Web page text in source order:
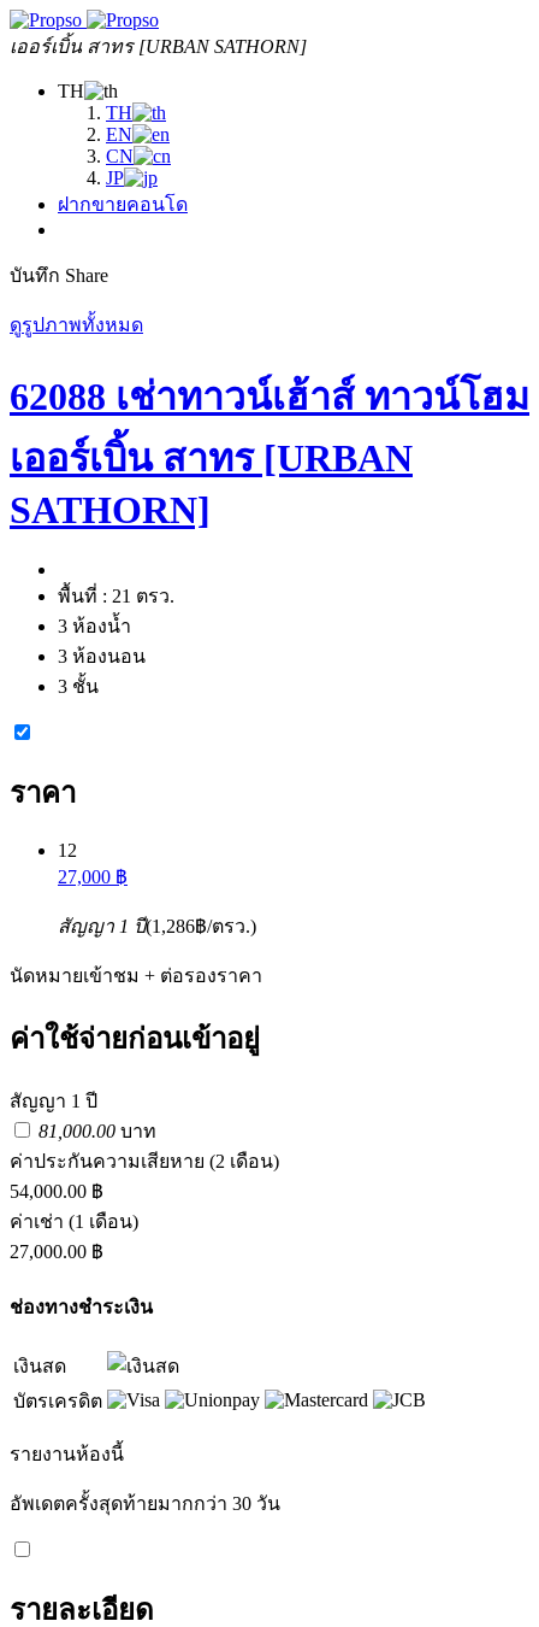
เออร์เบิ้น สาทร [URBAN SATHORN]
TH
TH
EN
CN
JP
ฝากขายคอนโด
บันทึก Share
ดูรูปภาพทั้งหมด
62088 เช่าทาวน์เฮ้าส์ ทาวน์โฮม
เออร์เบิ้น สาทร [URBAN
SATHORN]
พื้นที่ : 21 ตรว.
3 ห้องน้ำ
3 ห้องนอน
3 ชั้น
ราคา
12
27,000 ฿
สัญญา 1 ปี(1,286฿/ตรว.)
นัดหมายเข้าชม + ต่อรองราคา
ค่าใช้จ่ายก่อนเข้าอยู่
สัญญา 1 ปี
81,000.00 บาท
ค่าประกันความเสียหาย (2 เดือน)
54,000.00 ฿
ค่าเช่า (1 เดือน)
27,000.00 ฿
ช่องทางชำระเงิน
เงินสด
บัตรเครดิต
รายงานห้องนี้
อัพเดตครั้งสุดท้ายมากกว่า 30 วัน
รายละเอียด